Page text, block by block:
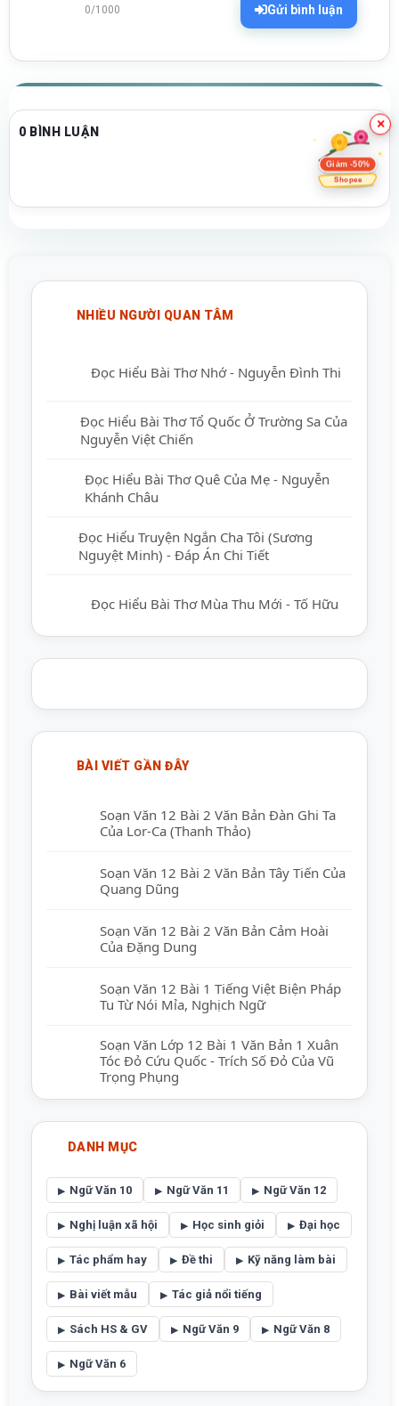
0/1000 Gửi bình luận
0 BÌNH LUẬN
NHIỀU NGƯỜI QUAN TÂM
Đọc Hiểu Bài Thơ Nhớ - Nguyễn Đình Thi
Đọc Hiểu Bài Thơ Tổ Quốc Ở Trường Sa
Của Nguyễn Việt Chiến
Đọc Hiểu Bài Thơ Quê Của Mẹ - Nguyễn
Khánh Châu
Đọc Hiểu Truyện Ngắn Cha Tôi (Sương
Nguyệt Minh) - Đáp Án Chi Tiết
Đọc Hiểu Bài Thơ Mùa Thu Mới - Tố Hữu
BÀI VIẾT GẦN ĐÂY
Soạn Văn 12 Bài 2 Văn Bản Đàn Ghi Ta
Của Lor-Ca (Thanh Thảo)
Soạn Văn 12 Bài 2 Văn Bản Tây Tiến Của
Quang Dũng
Soạn Văn 12 Bài 2 Văn Bản Cảm Hoài
Của Đặng Dung
Soạn Văn 12 Bài 1 Tiếng Việt Biện Pháp
Tu Từ Nói Mỉa, Nghịch Ngữ
Soạn Văn Lớp 12 Bài 1 Văn Bản 1 Xuân
Tóc Đỏ Cứu Quốc - Trích Số Đỏ Của Vũ
Trọng Phụng
DANH MỤC
Ngữ Văn 10 Ngữ Văn 11 Ngữ Văn 12
Nghị luận xã hội Học sinh giỏi Đại học
Tác phẩm hay Đề thi Kỹ năng làm bài
Bài viết mẫu Tác giả nổi tiếng
Sách HS & GV Ngữ Văn 9 Ngữ Văn 8
Ngữ Văn 6
×
Giảm -50%
Shopee